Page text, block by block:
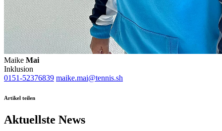
Maike Mai
Inklusion
0151-52376839 maike.mai@tennis.sh
Artikel teilen
Aktuellste News